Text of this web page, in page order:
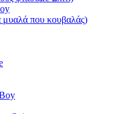
που κουβαλάς)